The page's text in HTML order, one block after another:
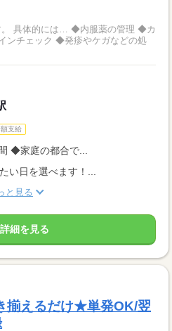
カ
ンチェック ◆発疹やケガなどの処
支給
◆家庭の都合で...
い日を選べます！...
と見る
細を見る
揃えるだけ★単発OK/翌